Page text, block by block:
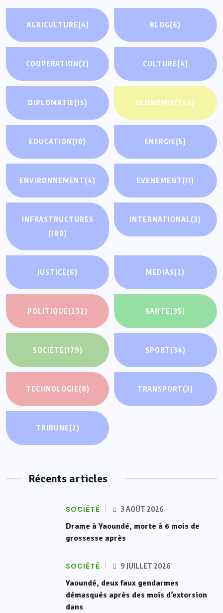
AGRICULTURE(4) BLOG(6)
COOPERATION(2) CULTURE(4)
DIPLOMATIE(15) ECONOMIE(267)
EDUCATION(10) ENERGIE(5)
ENVIRONNEMENT(4) EVENEMENT(11)
INFRASTRUCTURES
(180)
INTERNATIONAL(3)
JUSTICE(6) MEDIAS(2)
POLITIQUE(232) SANTÉ(35)
SOCIÉTÉ(179) SPORT(34)
TECHNOLOGIE(8) TRANSPORT(3)
TRIBUNE(2)
Récents articles
SOCIÉTÉ 3 AOÛT 2026
Drame à Yaoundé, morte à 6 mois de
grossesse après
SOCIÉTÉ 9 JUILLET 2026
Yaoundé, deux faux gendarmes
démasqués après des mois d’extorsion
dans